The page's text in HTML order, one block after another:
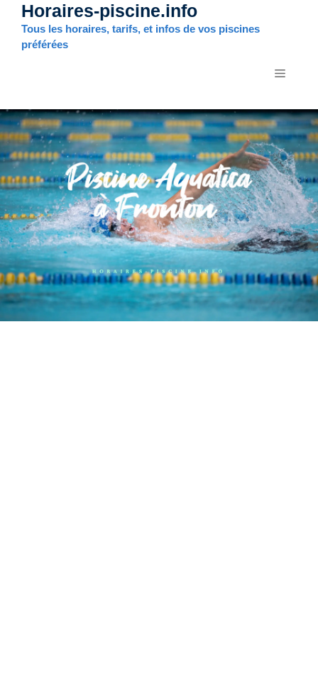
Aller
contenu
Horaires-piscine.info
Tous les horaires, tarifs, et infos de vos piscines
préférées
MENU